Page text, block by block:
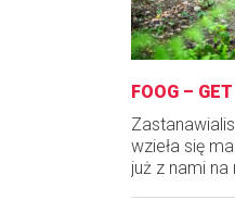
FOOG –
wzieła się
już z nami na